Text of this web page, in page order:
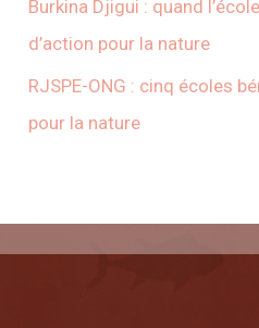
Burkina Djigui : quand
d’action pour la nature
RJSPE-ONG : cinq écoles
pour la nature